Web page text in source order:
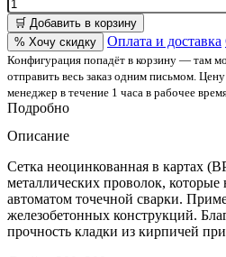
🛒 Добавить в корзину
% Хочу скидку
Оплата и доставка
Конфигурация попадёт в корзину — там
отправить весь заказ одним письмом.
менеджер в течение 1 часа в рабочее
Подробно
Описание
Сетка неоцинкованная в картах
металлических проволок, которые
автоматом точечной сварки.
железобетонных конструкций.
прочность кладки из кирпичей